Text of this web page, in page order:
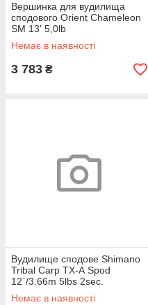
Вершинка для вудилища
сподового Orient Chameleon
SM 13' 5,0lb
Немає в наявності
3 783 ₴
Вудилище сподове Shimano
Tribal Carp TX-А Spod
12`/3.66m 5lbs 2sec.
Немає в наявності